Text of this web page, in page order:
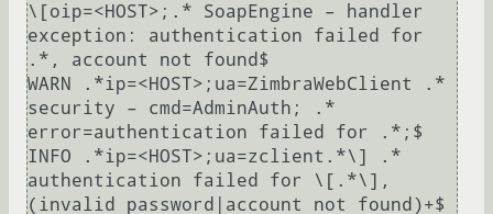
\[oip=<HOST>;.* SoapEngine – handler
exception: authentication failed for
.*, account not found$
WARN .*ip=<HOST>;ua=ZimbraWebClient .*
security – cmd=AdminAuth; .*
error=authentication failed for .*;$
INFO .*ip=<HOST>;ua=zclient.*\] .*
authentication failed for \[.*\],
(invalid password|account not found)+$